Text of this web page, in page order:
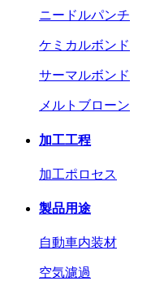
ニードルパンチ
ケミカルボンド
サーマルボンド
メルトブローン
加工工程
加工ポロセス
製品用途
自動車内装材
空気濾過